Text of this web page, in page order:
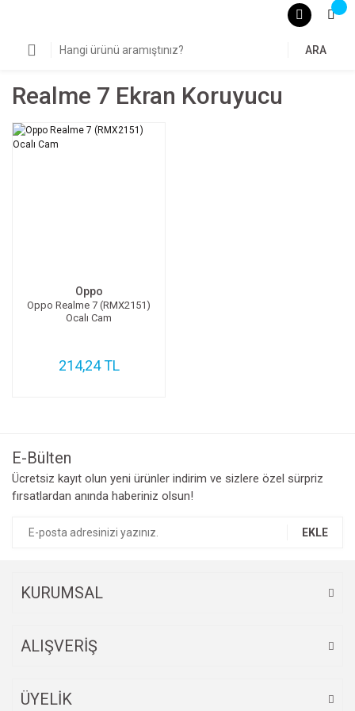
ARA
Realme 7 Ekran Koruyucu
Oppo
Oppo Realme 7 (RMX2151)
Ocalı Cam
214,24 TL
E-Bülten
Ücretsiz kayıt olun yeni ürünler indirim ve sizlere özel sürpriz
fırsatlardan anında haberiniz olsun!
EKLE
KURUMSAL
ALIŞVERİŞ
ÜYELİK